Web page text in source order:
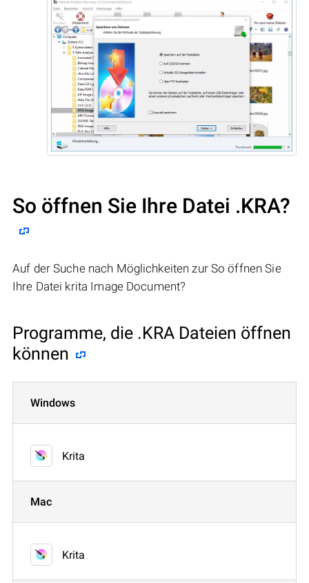
So öffnen Sie Ihre Datei .KRA?
Auf der Suche nach Möglichkeiten zur So öffnen Sie
Ihre Datei krita Image Document?
Programme, die .KRA Dateien öffnen
können
Windows
Krita
Mac
Krita